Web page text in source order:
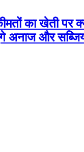
का खेती पर
अनाज और